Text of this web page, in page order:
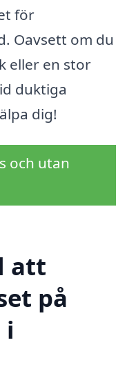
för
Oavsett om du
eller en stor
duktiga
dig!
och utan
att
på
i